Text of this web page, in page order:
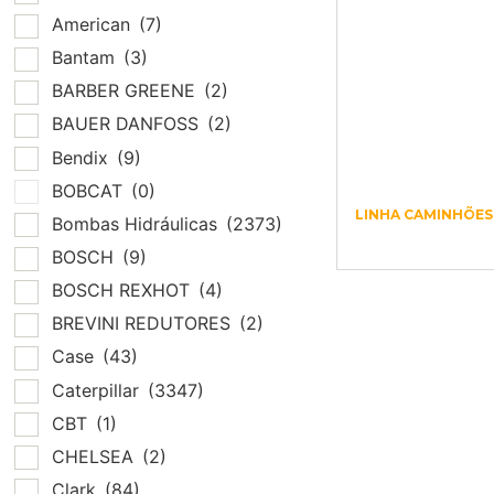
American (7)
Bantam (3)
BARBER GREENE (2)
BAUER DANFOSS (2)
Bendix (9)
BOBCAT (0)
Bombas Hidráulicas (2373)
BOSCH (9)
BOSCH REXHOT (4)
BREVINI REDUTORES (2)
Case (43)
Caterpillar (3347)
CBT (1)
CHELSEA (2)
Clark (84)
LINHA CAMINHÕES